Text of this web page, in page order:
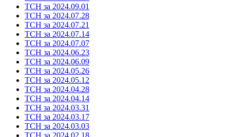
ТСН за 2024.09.01
ТСН за 2024.07.28
ТСН за 2024.07.21
ТСН за 2024.07.14
ТСН за 2024.07.07
ТСН за 2024.06.23
ТСН за 2024.06.09
ТСН за 2024.05.26
ТСН за 2024.05.12
ТСН за 2024.04.28
ТСН за 2024.04.14
ТСН за 2024.03.31
ТСН за 2024.03.17
ТСН за 2024.03.03
ТСН за 2024.02.18